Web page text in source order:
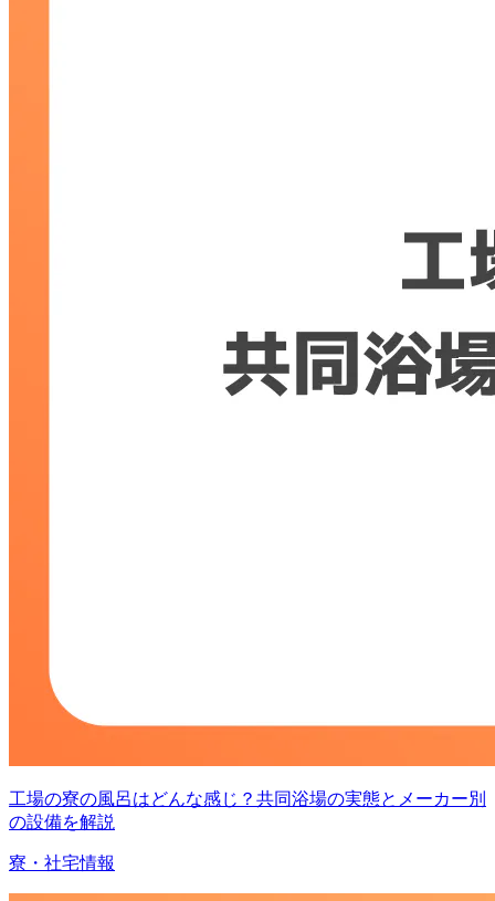
工場の寮の風呂はどんな感じ？共同浴場の実態とメーカー別
の設備を解説
寮・社宅情報